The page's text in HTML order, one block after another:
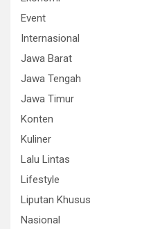
Event
Internasional
Jawa Barat
Jawa Tengah
Jawa Timur
Konten
Kuliner
Lalu Lintas
Lifestyle
Liputan Khusus
Nasional